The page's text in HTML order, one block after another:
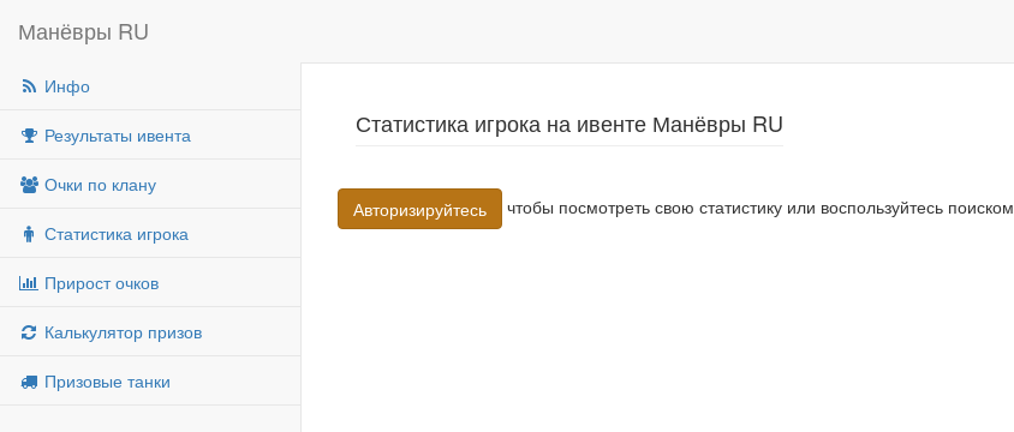
Манёвры RU
Инфо
Результаты ивента
Очки по клану
Статистика игрока
Прирост очков
Калькулятор призов
Призовые танки
Статистика игрока на ивенте Манёвры RU
Авторизируйтесь чтобы посмотреть свою статистику или воспользуйтесь поиском